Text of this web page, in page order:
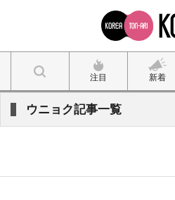
注目 新着
ウニョク記事一覧